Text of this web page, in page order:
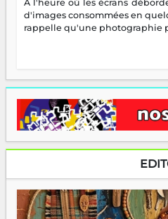
À l'heure où les écrans
d'images consommées en
rappelle qu'une photographie